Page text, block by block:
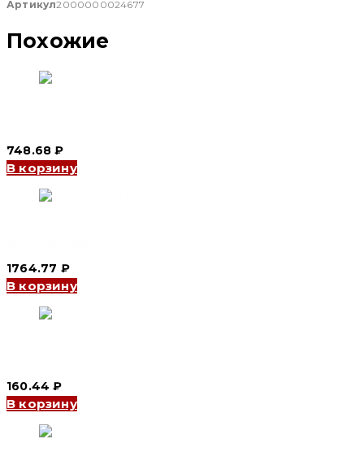
зажим
10P,
(CNC
Артикул2000000024677
Похожие
748.68₽
В корзину
1764.77 ₽
В корзину
160.44₽
В корзину